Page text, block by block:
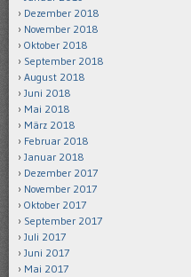
Dezember 2018
November 2018
Oktober 2018
September 2018
August 2018
Juni 2018
Mai 2018
März 2018
Februar 2018
Januar 2018
Dezember 2017
November 2017
Oktober 2017
September 2017
Juli 2017
Juni 2017
Mai 2017